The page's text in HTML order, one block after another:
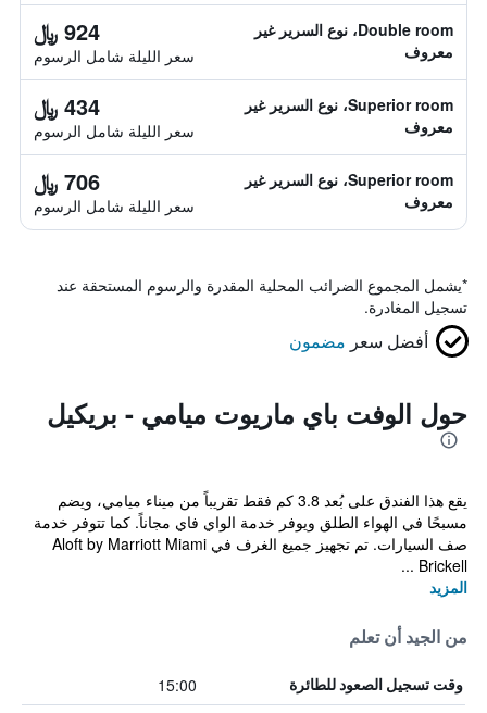
Double room، نوع السرير غير
معروف
924 ﷼
سعر الليلة شامل الرسوم
Superior room، نوع السرير غير
معروف
434 ﷼
سعر الليلة شامل الرسوم
Superior room، نوع السرير غير
معروف
706 ﷼
سعر الليلة شامل الرسوم
*يشمل المجموع الضرائب المحلية المقدرة والرسوم المستحقة عند
تسجيل المغادرة.
أفضل سعر مضمون
حول الوفت باي ماريوت ميامي - بريكيل
يقع هذا الفندق على بُعد 3.8 كم فقط تقريباً من ميناء ميامي، ويضم
مسبحًا في الهواء الطلق ويوفر خدمة الواي فاي مجاناً. كما تتوفر خدمة
صف السيارات. تم تجهيز جميع الغرف في Aloft by Marriott Miami
Brickell ...
المزيد
من الجيد أن تعلم
وقت تسجيل الصعود للطائرة 15:00